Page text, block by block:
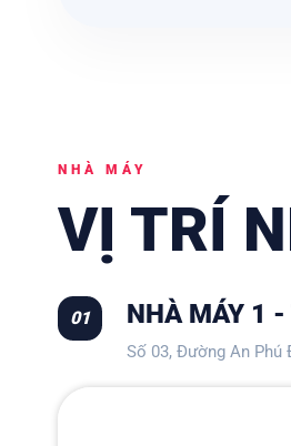
NHÀ MÁY
VỊ TRÍ
01 NHÀ MÁY 1 -
Số 03, Đường An Phú